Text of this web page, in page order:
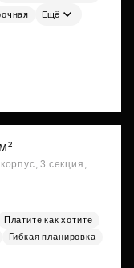
Ещё
3 секция,
Платите как хотите
Гибкая планировка